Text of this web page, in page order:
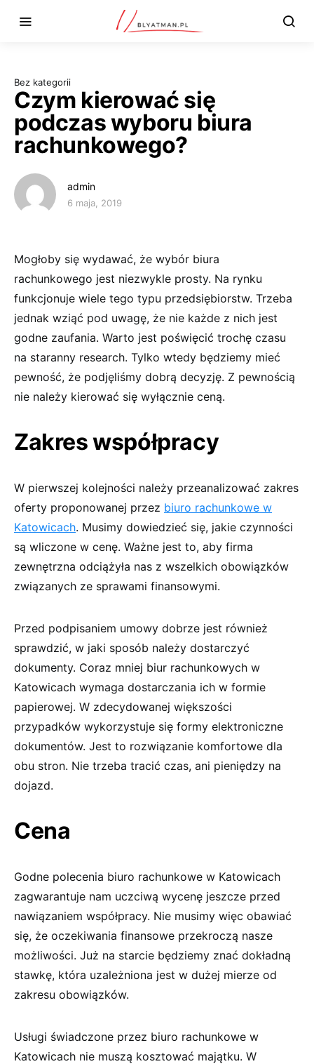
Bez kategorii
Czym kierować się
podczas wyboru biura
rachunkowego?
admin
6 maja, 2019
Mogłoby się wydawać, że wybór biura
rachunkowego jest niezwykle prosty. Na rynku
funkcjonuje wiele tego typu przedsiębiorstw. Trzeba
jednak wziąć pod uwagę, że nie każde z nich jest
godne zaufania. Warto jest poświęcić trochę czasu
na staranny research. Tylko wtedy będziemy mieć
pewność, że podjęliśmy dobrą decyzję. Z pewnością
nie należy kierować się wyłącznie ceną.
Zakres współpracy
W pierwszej kolejności należy przeanalizować zakres
oferty proponowanej przez biuro rachunkowe w
Katowicach. Musimy dowiedzieć się, jakie czynności
są wliczone w cenę. Ważne jest to, aby firma
zewnętrzna odciążyła nas z wszelkich obowiązków
związanych ze sprawami finansowymi.
Przed podpisaniem umowy dobrze jest również
sprawdzić, w jaki sposób należy dostarczyć
dokumenty. Coraz mniej biur rachunkowych w
Katowicach wymaga dostarczania ich w formie
papierowej. W zdecydowanej większości
przypadków wykorzystuje się formy elektroniczne
dokumentów. Jest to rozwiązanie komfortowe dla
obu stron. Nie trzeba tracić czas, ani pieniędzy na
dojazd.
Cena
Godne polecenia biuro rachunkowe w Katowicach
zagwarantuje nam uczciwą wycenę jeszcze przed
nawiązaniem współpracy. Nie musimy więc obawiać
się, że oczekiwania finansowe przekroczą nasze
możliwości. Już na starcie będziemy znać dokładną
stawkę, która uzależniona jest w dużej mierze od
zakresu obowiązków.
Usługi świadczone przez biuro rachunkowe w
Katowicach nie muszą kosztować majątku. W